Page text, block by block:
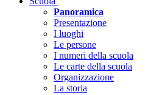
Panoramica
Presentazione
I luoghi
Le persone
I numeri della scuola
Le carte della scuola
Organizzazione
La storia